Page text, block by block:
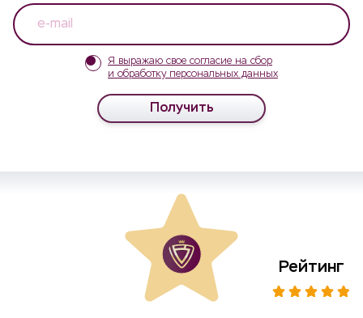
Я выражаю свое согласие на сбор
и обработку персональных данных
Получить
Рейтинг